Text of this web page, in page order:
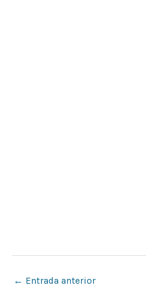
← Entrada anterior